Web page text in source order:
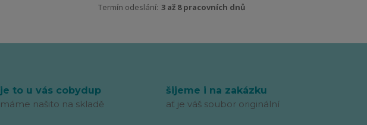
Termín odeslání: 3 až 8 pracovních dnů
je to u vás cobydup
máme našito na skladě
šijeme i na zakázku
ať je váš soubor originální